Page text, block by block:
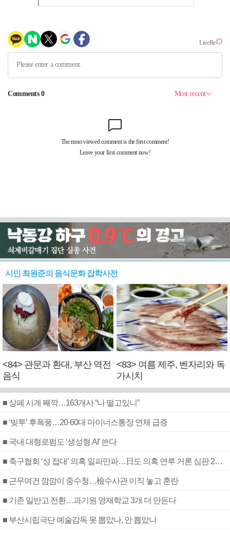
시인 최원준의 음식문화 잡학사전
<84> 관문과 환대, 부산 역전
음식
<83> 여름 제주, 벤자리와 독
가시치
■ 상폐 시계 째깍…163개사 “나 떨고있니”
■ ‘빚투’ 후폭풍…20·60대 마이너스통장 연체 급증
■ 국내 대형로펌도 ‘생성형 AI’ 쓴다
■ 축구협회 ‘성 접대’ 의혹 일파만파…日도 의혹 연루 거론 심판 2명 조사
■ 근무여건 깜깜이 중수청…檢수사관 이직 놓고 혼란
■ 기존 일반고 전환…과기원 영재학교 3개 더 만든다
■ 부산시립극단 예술감독 못 뽑았나, 안 뽑았나